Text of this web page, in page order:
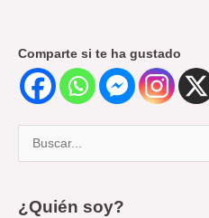
Comparte si te ha gustado
¿Quién soy?